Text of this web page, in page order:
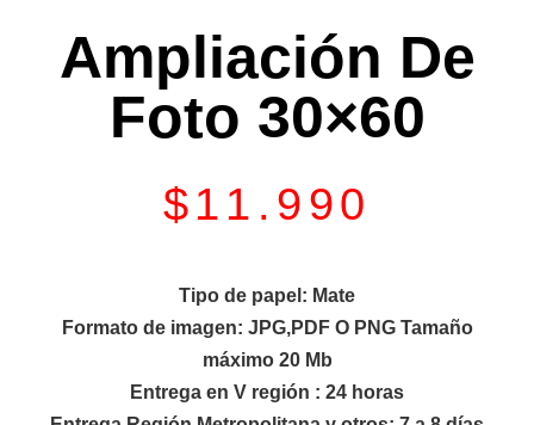
Ampliación De
Foto 30×60
$11.990
Tipo de papel: Mate
Formato de imagen: JPG,PDF O PNG Tamaño
máximo 20 Mb
Entrega en V región : 24 horas